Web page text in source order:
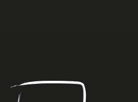
Anders
dan